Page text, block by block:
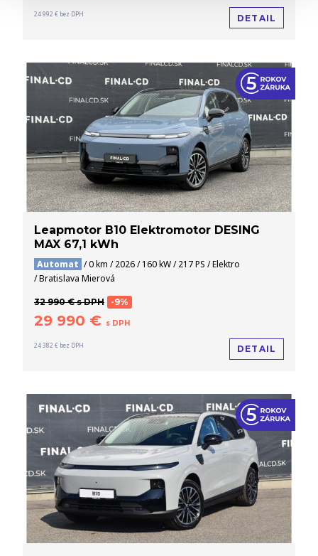
24 992 € bez DPH DETAIL
Leapmotor B10 Elektromotor DESING
MAX 67,1 kWh
Automat / 0 km / 2026 / 160 kW / 217 PS / Elektro
/ Bratislava Mierová
32 990 € s DPH -9%
29 990 € s DPH
24 382 € bez DPH DETAIL